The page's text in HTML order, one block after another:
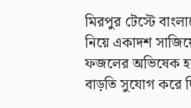
মিরপুর টেস্টে
নিয়ে একাদশ
ফজলের অভিষেক
বাড়তি সুযোগ করে